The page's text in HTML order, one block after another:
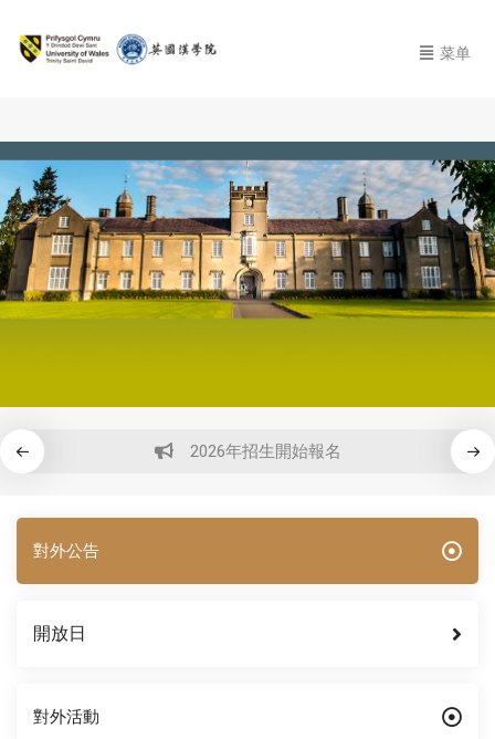
菜单
2026年招生開始報名
對外公告
開放日
對外活動